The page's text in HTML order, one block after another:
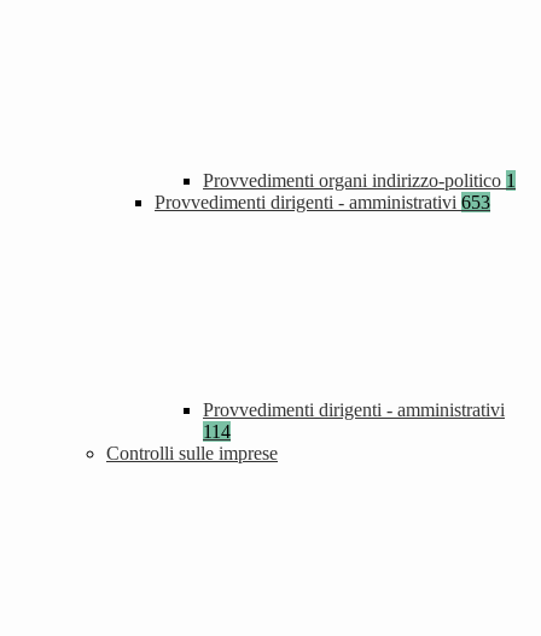
Provvedimenti organi indirizzo-politico 1
Provvedimenti dirigenti - amministrativi 653
Provvedimenti dirigenti - amministrativi
114
Controlli sulle imprese